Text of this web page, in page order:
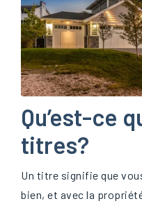
Qu’est-ce
titres?
Un titre signifie que
bien, et avec la